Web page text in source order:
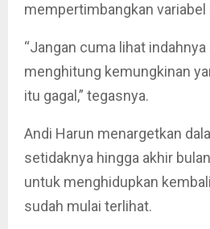
mempertimbangkan variabel
“Jangan cuma lihat
menghitung kemungkinan
itu gagal,” tegasnya.
Andi Harun menargetkan
setidaknya hingga akhir
untuk menghidupkan
sudah mulai terlihat.